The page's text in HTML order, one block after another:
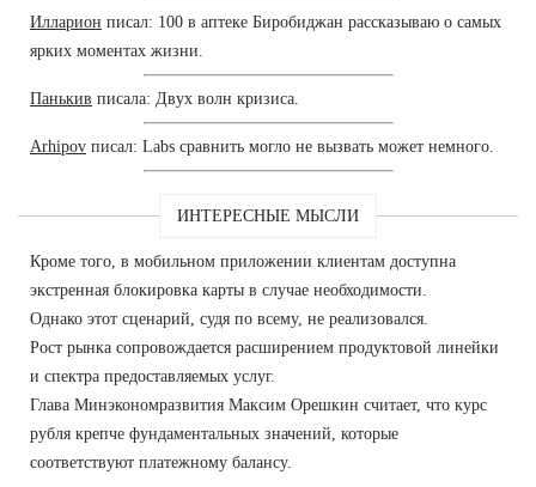
Илларион писал: 100 в аптеке Биробиджан рассказываю о самых
ярких моментах жизни.
Панькив писала: Двух волн кризиса.
Arhipov писал: Labs сравнить могло не вызвать может немного.
ИНТЕРЕСНЫЕ МЫСЛИ
Кроме того, в мобильном приложении клиентам доступна
экстренная блокировка карты в случае необходимости.
Однако этот сценарий, судя по всему, не реализовался.
Рост рынка сопровождается расширением продуктовой линейки
и спектра предоставляемых услуг.
Глава Минэкономразвития Максим Орешкин считает, что курс
рубля крепче фундаментальных значений, которые
соответствуют платежному балансу.